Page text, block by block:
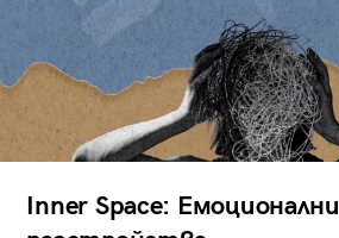
Inner Space: Емоционални